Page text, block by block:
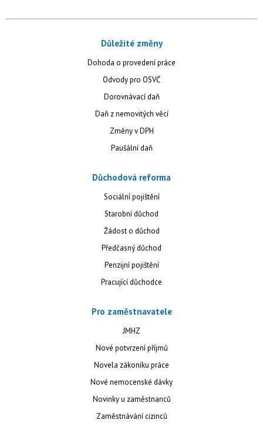
Důležité změny
Dohoda o provedení práce
Odvody pro OSVČ
Dorovnávací daň
Daň z nemovitých věcí
Změny v DPH
Paušální daň
Důchodová reforma
Sociální pojištění
Starobní důchod
Žádost o důchod
Předčasný důchod
Penzijní pojištění
Pracující důchodce
Pro zaměstnavatele
JMHZ
Nové potvrzení příjmů
Novela zákoníku práce
Nové nemocenské dávky
Novinky u zaměstnanců
Zaměstnávání cizinců